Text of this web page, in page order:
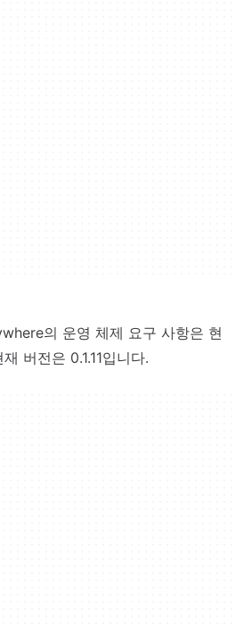
의 운영 체제 요구 사항은 현
버전은 0.1.11입니다.